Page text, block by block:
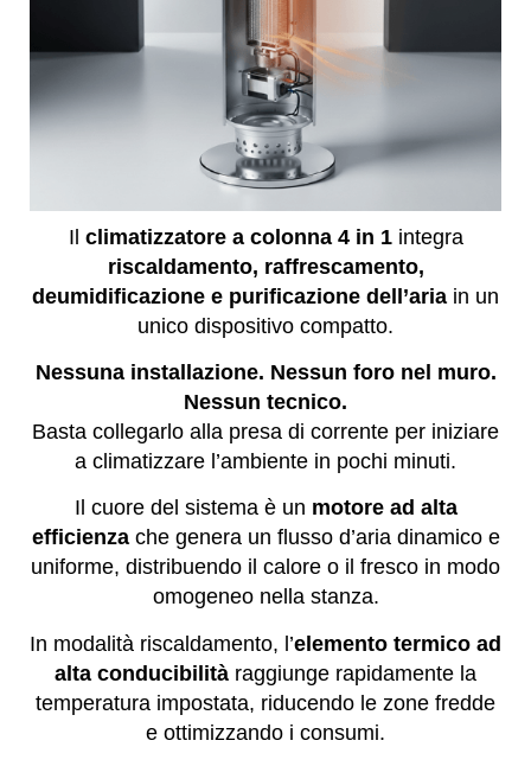
Il climatizzatore a colonna 4 in 1integra
riscaldamento, raffrescamento,
deumidificazione e purificazione dell’aria in un
unico dispositivo compatto.
Nessuna installazione. Nessun foro nel muro.
Nessun tecnico.
Basta collegarlo alla presa di corrente per iniziare
a climatizzare l’ambiente in pochi minuti.
Il cuore del sistema è un motore ad alta
efficienzache genera un flusso d’aria dinamico e
uniforme, distribuendo il calore o il fresco in modo
omogeneo nella stanza.
In modalità riscaldamento, l’elemento termico ad
alta conducibilità raggiunge rapidamente la
temperatura impostata, riducendo le zone fredde
e ottimizzando i consumi.